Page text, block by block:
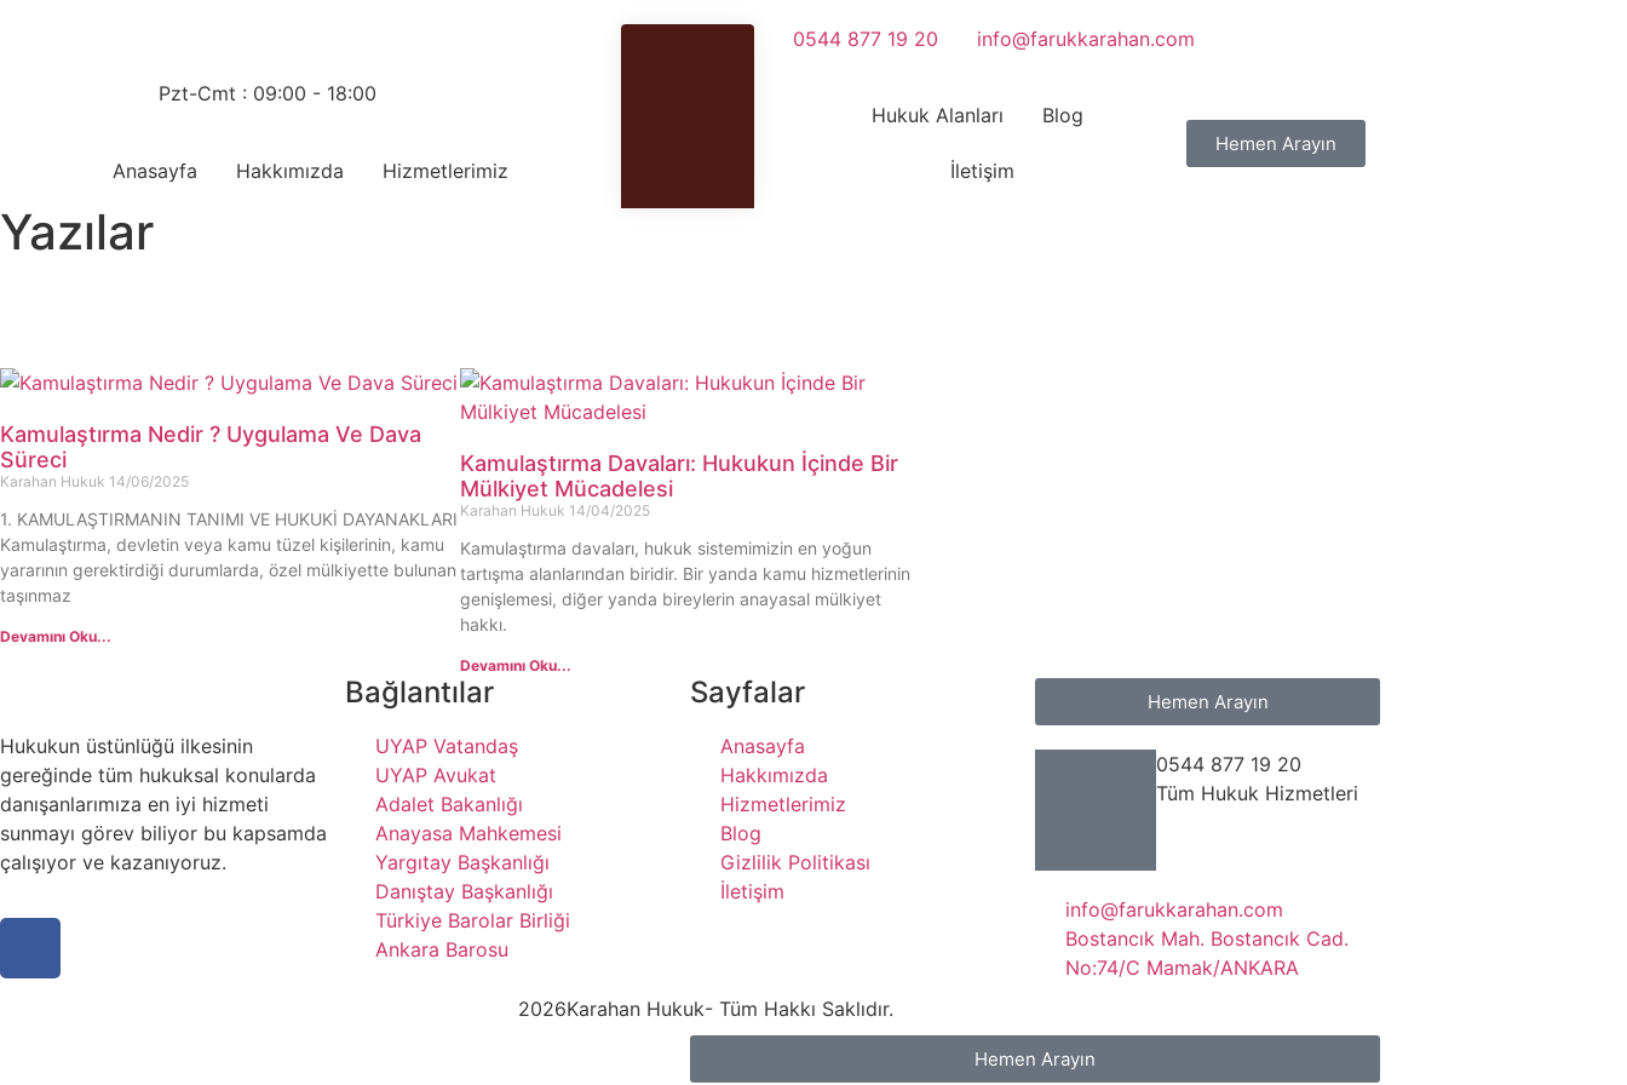
Pzt-Cmt : 09:00 - 18:00
Anasayfa Hakkımızda Hizmetlerimiz
0544 877 19 20 info@farukkarahan.com
Hukuk Alanları Blog
İletişim
Hemen Arayın
Yazılar
Kamulaştırma Nedir ? Uygulama Ve Dava
Süreci
Karahan Hukuk 14/06/2025
1. KAMULAŞTIRMANIN TANIMI VE HUKUKİ DAYANAKLARI
Kamulaştırma, devletin veya kamu tüzel kişilerinin, kamu
yararının gerektirdiği durumlarda, özel mülkiyette bulunan
taşınmaz
Devamını Oku...
Kamulaştırma Davaları: Hukukun İçinde Bir
Mülkiyet Mücadelesi
Karahan Hukuk 14/04/2025
Kamulaştırma davaları, hukuk sistemimizin en yoğun
tartışma alanlarından biridir. Bir yanda kamu hizmetlerinin
genişlemesi, diğer yanda bireylerin anayasal mülkiyet
hakkı.
Devamını Oku...
Hukukun üstünlüğü ilkesinin
gereğinde tüm hukuksal konularda
danışanlarımıza en iyi hizmeti
sunmayı görev biliyor bu kapsamda
çalışıyor ve kazanıyoruz.
Bağlantılar
UYAP Vatandaş
UYAP Avukat
Adalet Bakanlığı
Anayasa Mahkemesi
Yargıtay Başkanlığı
Danıştay Başkanlığı
Türkiye Barolar Birliği
Ankara Barosu
Sayfalar
Anasayfa
Hakkımızda
Hizmetlerimiz
Blog
Gizlilik Politikası
İletişim
Hemen Arayın
0544 877 19 20
Tüm Hukuk Hizmetleri
info@farukkarahan.com
Bostancık Mah. Bostancık Cad.
No:74/C Mamak/ANKARA
2026Karahan Hukuk- Tüm Hakkı Saklıdır.
Hemen Arayın